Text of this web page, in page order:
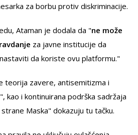
za borbu protiv diskriminacije.
Ataman je dodala da "ne može
za javne institucije da
da koriste ovu platformu."
teorija zavere, antisemitizma i
kao i kontinuirana podrška sadržaja
Maska" dokazuju tu tačku.